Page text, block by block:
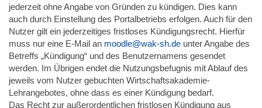
jederzeit ohne Angabe von Gründen zu kündigen. Dies kann
auch durch Einstellung des Portalbetriebs erfolgen. Auch für den
Nutzer gilt ein jederzeitiges fristloses Kündigungsrecht. Hierfür
muss nur eine E-Mail an moodle@wak-sh.de unter Angabe des
Betreffs „Kündigung“ und des Benutzernamens gesendet
werden. Im Übrigen endet die Nutzungsbefugnis mit Ablauf des
jeweils vom Nutzer gebuchten Wirtschaftsakademie-
Lehrangebotes, ohne dass es einer Kündigung bedarf.
Das Recht zur außerordentlichen fristlosen Kündigung aus